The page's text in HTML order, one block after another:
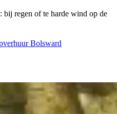
regen of te harde wind op de
Bolsward